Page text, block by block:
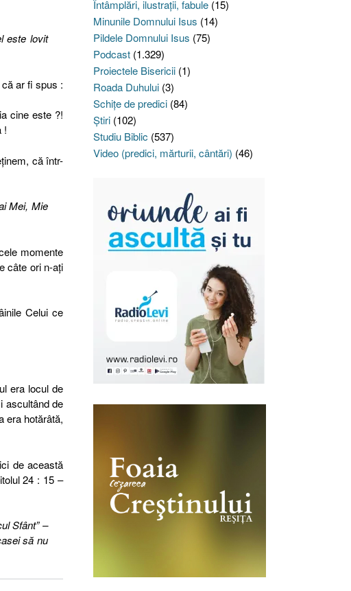
este lovit
ar fi spus :
cine este ?!
!
că într-
Mei, Mie
momente
câte ori n-aţi
Celui ce
era locul de
ascultând de
era hotărâtă,
de această
24 : 15 –
Sfânt” –
să nu
Întâmplări, ilustraţii, fabule(15)
Minunile Domnului Isus (14)
Pildele Domnului Isus (75)
Podcast(1.329)
Proiectele Bisericii(1)
Roada Duhului(3)
Schiţe de predici(84)
Ştiri(102)
Studiu Biblic (537)
Video (predici, mărturii, cântări) (46)